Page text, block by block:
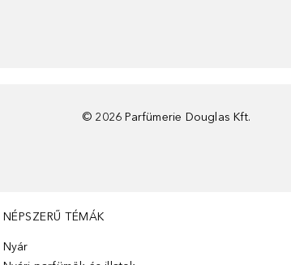
© 2026 Parfümerie Douglas Kft.
NÉPSZERŰ TÉMÁK
Nyár